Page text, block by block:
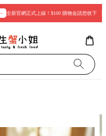
全新官網正式上線！$100 購物金請您收下